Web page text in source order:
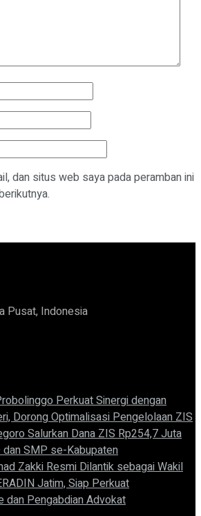
dan situs web saya pada peramban ini
Pusat, Indonesia
Perkuat Sinergi dengan
Dorong Optimalisasi Pengelolaan ZIS
Salurkan Dana ZIS Rp254,7 Juta
SMP se-Kabupaten
Zakki Resmi Dilantik sebagai Wakil
Jatim, Siap Perkuat
dan Pengabdian Advokat